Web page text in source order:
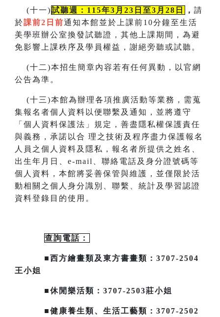
(十一)試聽週：115年3月23日至3月28日 ， 請
於課前2日前通知本館並於上課前10分鐘至生活
美學班辦公室換發試聽證， 其他上課期間，為避
免影響上課秩序及學員權益，謝絕旁聽或試聽。
(十二)本招生簡章內容若有任何異動 ，
以官網
公告為準。
(十三)本館為辦理各項推廣活動等業務，需蒐
集報名者個人資料以便聯繫及通知，並將遵守
「個人資料保護法」規定，善盡隱私權保護責任
與義務，承諾以合 理之技術及程序盡力保護報名
人員之個人資料及隱私，報名者所提供之姓名、
出生年月日、 e-mail
、聯絡電話及身分證號碼等
個人資料，本館將妥善保管與維護，並僅限於活
動相關之個人身分識別、聯繫、統計及 學習認證
資料登錄目的使用。
查詢電話：
■西方繪畫類及東方書畫類：3707-2504
王小姐
■休閒樂活類：3707-2503莊小姐
■健康養生類、生活工藝類：3707-2502